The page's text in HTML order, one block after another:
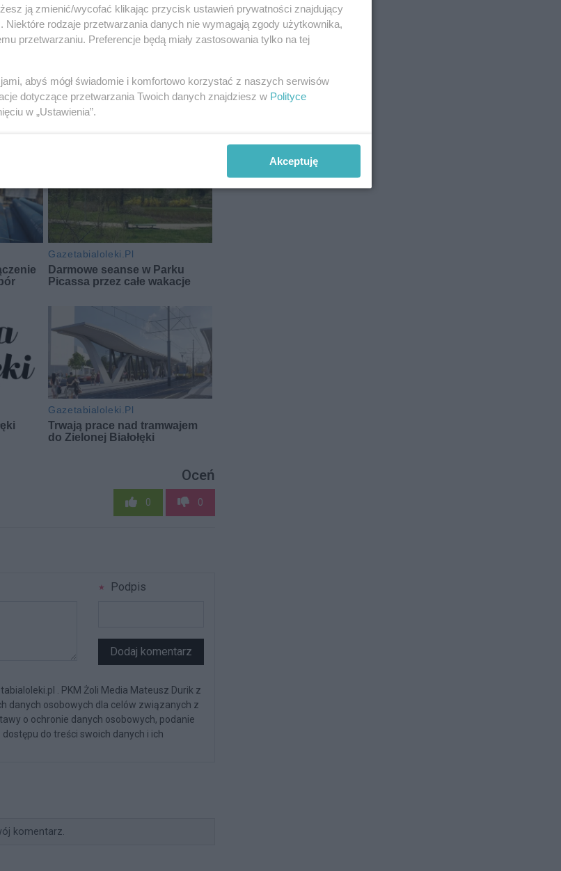
Oceń
0 0
Podpis
Dodaj komentarz
. PKM Żoli Media Mateusz Durik z
danych osobowych dla celów związanych z
o ochronie danych osobowych, podanie
do treści swoich danych i ich
komentarz.
ją zmienić/wycofać klikając przycisk ustawień prywatności znajdujący
. Niektóre rodzaje przetwarzania danych nie wymagają zgody użytkownika,
przetwarzaniu. Preferencje będą miały zastosowania tylko na tej
abyś mógł świadomie i komfortowo korzystać z naszych serwisów
dotyczące przetwarzania Twoich danych znajdziesz w Polityce
w „Ustawienia”.
Akceptuję